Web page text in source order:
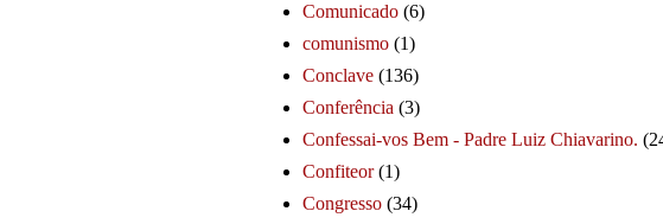
Comunicado (6)
comunismo (1)
Conclave (136)
Conferência (3)
Confessai-vos Bem - Padre Luiz Chiavarino.
Confiteor (1)
Congresso (34)